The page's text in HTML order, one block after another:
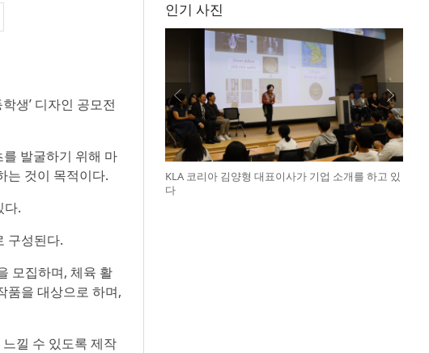
생’ 디자인 공모전
발굴하기 위해 마
는 것이 목적이다.
다.
구성된다.
모집하며, 체육 활
품을 대상으로 하며,
낄 수 있도록 제작
인기 사진
KLA 코리아 김양형 대표이사가 기업 소개를 하고 있
다